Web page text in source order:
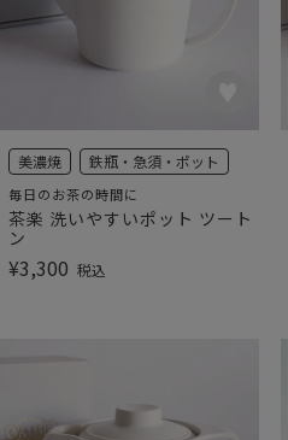
美濃焼 鉄瓶・急須・ポット
毎日のお茶の時間に
茶楽 洗いやすいポット ツート
ン
¥3,300 税込